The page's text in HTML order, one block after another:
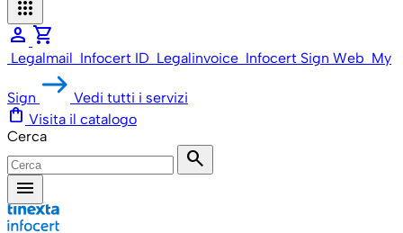
apps
person shopping_cart
Legalmail Infocert ID Legalinvoice Infocert Sign Web My
Sign Vedi tutti i servizi
shopping_bag Visita il catalogo
Cerca
search
menu